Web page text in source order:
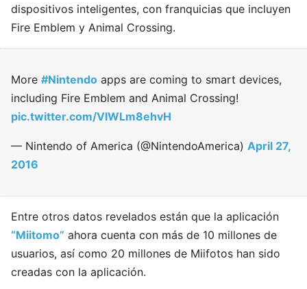
dispositivos inteligentes, con franquicias que incluyen
Fire Emblem y Animal Crossing.
More #Nintendo apps are coming to smart devices,
including Fire Emblem and Animal Crossing!
pic.twitter.com/VIWLm8ehvH
— Nintendo of America (@NintendoAmerica) April 27,
2016
Entre otros datos revelados están que la aplicación
“Miitomo” ahora cuenta con más de 10 millones de
usuarios, así como 20 millones de Miifotos han sido
creadas con la aplicación.